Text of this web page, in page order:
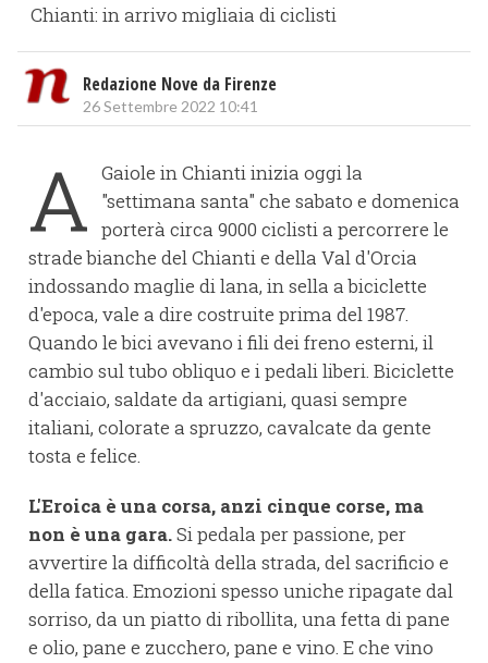
Chianti: in arrivo migliaia di ciclisti
Redazione Nove da Firenze
26 Settembre 2022 10:41
A Gaiole in Chianti inizia oggi la
"settimana santa" che sabato e domenica
porterà circa 9000 ciclisti a percorrere le
strade bianche del Chianti e della Val d'Orcia
indossando maglie di lana, in sella a biciclette
d'epoca, vale a dire costruite prima del 1987.
Quando le bici avevano i fili dei freno esterni, il
cambio sul tubo obliquo e i pedali liberi. Biciclette
d'acciaio, saldate da artigiani, quasi sempre
italiani, colorate a spruzzo, cavalcate da gente
tosta e felice.
L'Eroica è una corsa, anzi cinque corse, ma
non è una gara.Si pedala per passione, per
avvertire la difficoltà della strada, del sacrificio e
della fatica. Emozioni spesso uniche ripagate dal
sorriso, da un piatto di ribollita, una fetta di pane
e olio, pane e zucchero, pane e vino. E che vino